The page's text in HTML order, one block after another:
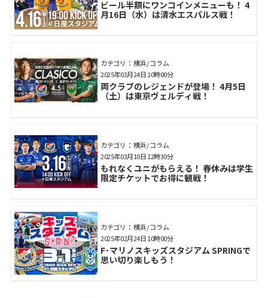
ビール半額にワンコインメニューも！ 4
月16日（水）は清水エスパルス戦！
カテゴリ： 横浜 / コラム
両クラブのレジェンドが登場！ 4月5日
（土）は東京ヴェルディ戦！
2025年03月24日 10時00分
カテゴリ： 横浜 / コラム
もれなくユニがもらえる！ 春休みは学生
限定チケットでお得に観戦！
2025年03月10日 12時30分
カテゴリ： 横浜 / コラム
F･マリノスキッズスタジアム SPRINGで
思い切り楽しもう！
2025年02月24日 10時00分